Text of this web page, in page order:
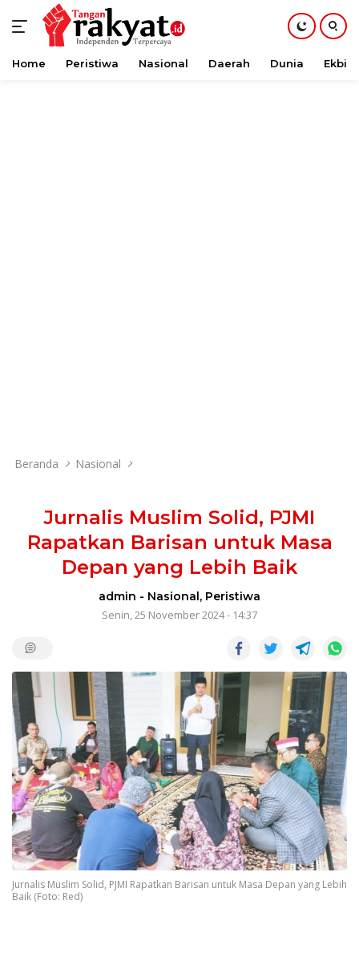
Langsung
Home Peristiwa Nasional Daerah Dunia Ekbis
Beranda Nasional
Jurnalis Muslim Solid, PJMI
Rapatkan Barisan untuk Masa
Depan yang Lebih Baik
admin - Nasional, Peristiwa
Senin, 25 November 2024 - 14:37
Jurnalis Muslim Solid, PJMI Rapatkan Barisan untuk Masa Depan yang Lebih
Baik (Foto: Red)